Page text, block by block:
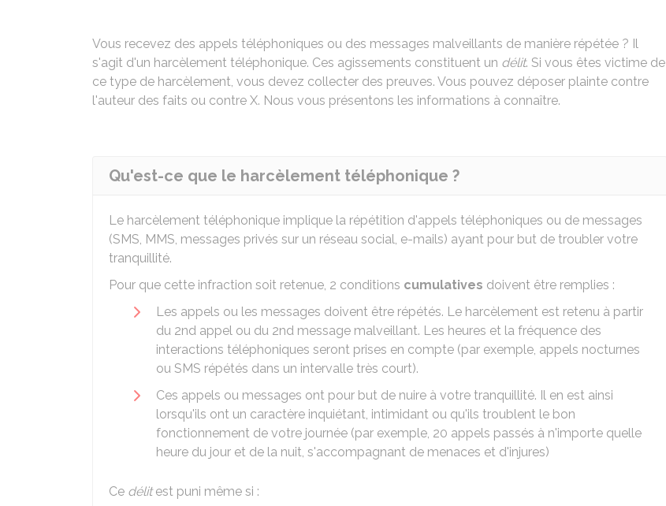
Vous recevez des appels téléphoniques ou des messages malveillants de manière répétée ? Il
s'agit d'un harcèlement téléphonique. Ces agissements constituent un délit. Si vous êtes victime de
ce type de harcèlement, vous devez collecter des preuves. Vous pouvez déposer plainte contre
l'auteur des faits ou contre X. Nous vous présentons les informations à connaître.
Qu'est-ce que le harcèlement téléphonique ?
Le harcèlement téléphonique implique la répétition d'appels téléphoniques ou de messages
(SMS, MMS, messages privés sur un réseau social, e-mails) ayant pour but de troubler votre
tranquillité.
Pour que cette infraction soit retenue, 2 conditions cumulatives doivent être remplies :
Les appels ou les messages doivent être répétés. Le harcèlement est retenu à partir
du 2nd appel ou du 2nd message malveillant. Les heures et la fréquence des
interactions téléphoniques seront prises en compte (par exemple, appels nocturnes
ou SMS répétés dans un intervalle très court).
Ces appels ou messages ont pour but de nuire à votre tranquillité. Il en est ainsi
lorsqu'ils ont un caractère inquiétant, intimidant ou qu'ils troublent le bon
fonctionnement de votre journée (par exemple, 20 appels passés à n'importe quelle
heure du jour et de la nuit, s'accompagnant de menaces et d'injures)
Ce délitest puni même si :